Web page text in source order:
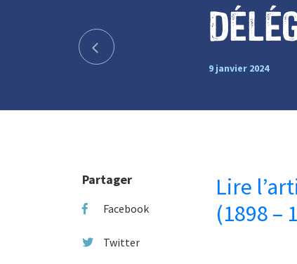
9 janvier 2024
Partager
Facebook
Twitter
Lire
(1898 –